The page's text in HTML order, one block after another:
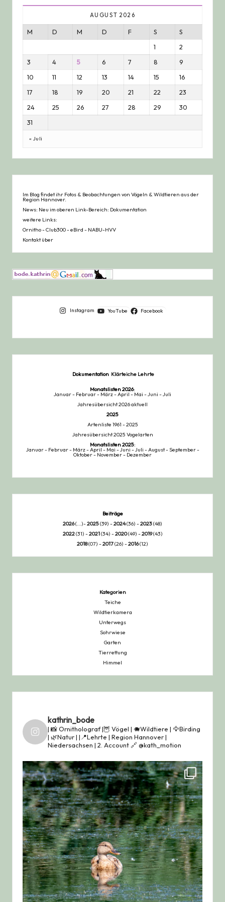
AUGUST 2026
M D M D F S
S
1
2
3
4 5 6 7 8
9
10
11 12 13 14 15
16
17
18 19 20 21 22
23
24
25 26 27 28 29
30
31
« Juli
Im Blog findet ihr Fotos & Beobachtungen von Vögeln & Wildtieren aus der
Region Hannover.
News: Neu im oberen Link-Bereich: Dokumentation
weitere Links:
Ornitho-Club300-eBird - NABU-HVV
Kontakt über
Instagram YouTube Facebook
Dokumentation Klärteiche Lehrte
Monatslisten2026:
Januar- Februar- März-April - Mai -Juni -Juli
Jahresübersicht 2026 aktuell
2025
Artenliste 1961 - 2025
Jahresübersicht 2025 Vogelarten
Monatslisten2025:
Januar- Februar- März-April - Mai -Juni -Juli -August-September-
Oktober- November- Dezember
Beiträge
2026(...)-2025(39) -2024(36) -2023(48)
2022(31) -2021(34) -2020(49) -2019(43)
2018(07) -2017(26) -2016(12)
Kategorien
Teiche
Wildtierkamera
Unterwegs
Sohrwiese
Garten
Tierrettung
Himmel
kathrin_bode
| 📸 Ornitholograf |🦉 Vögel | 🐗Wildtiere | 🦅Birding
| 🌿Natur | |📍Lehrte | Region Hannover |
Niedersachsen | 2. Account 🔗 @kath_motion